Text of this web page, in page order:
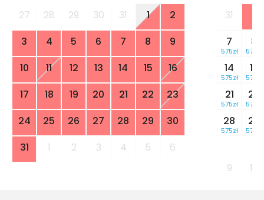
27 28 29 30 31 1
2
3
4 5 6 7 8
9
10
11 12 13 14 15
16
17
18 19 20 21 22
23
24
25 26 27 28 29
30
31
1 2 3 4 5 6
31
7
575zł
8
575zł
14
575zł
15
575zł
21
575zł
22
575zł
28
575zł
29
575zł
9 10